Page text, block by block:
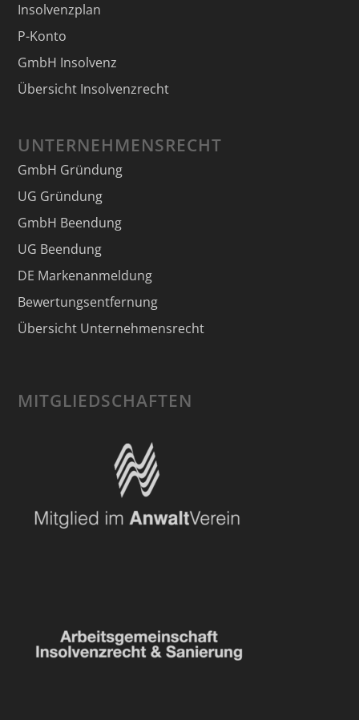
Insolvenzplan
P-Konto
GmbH Insolvenz
Übersicht Insolvenzrecht
UNTERNEHMENSRECHT
GmbH Gründung
UG Gründung
GmbH Beendung
UG Beendung
DE Markenanmeldung
Bewertungsentfernung
Übersicht Unternehmensrecht
MITGLIEDSCHAFTEN